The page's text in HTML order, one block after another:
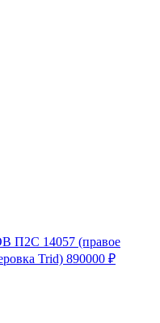
14057 (правое
Trid) 890000 ₽